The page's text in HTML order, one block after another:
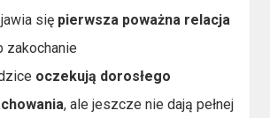
się pierwsza poważna relacja
zakochanie
oczekują dorosłego
, ale jeszcze nie dają pełnej